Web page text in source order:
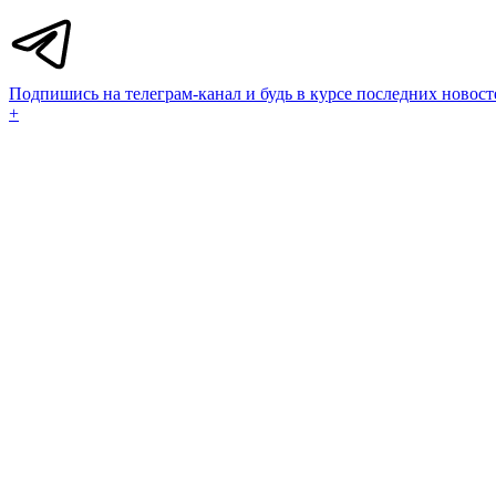
Подпишись на телеграм-канал и будь в курсе последних
+